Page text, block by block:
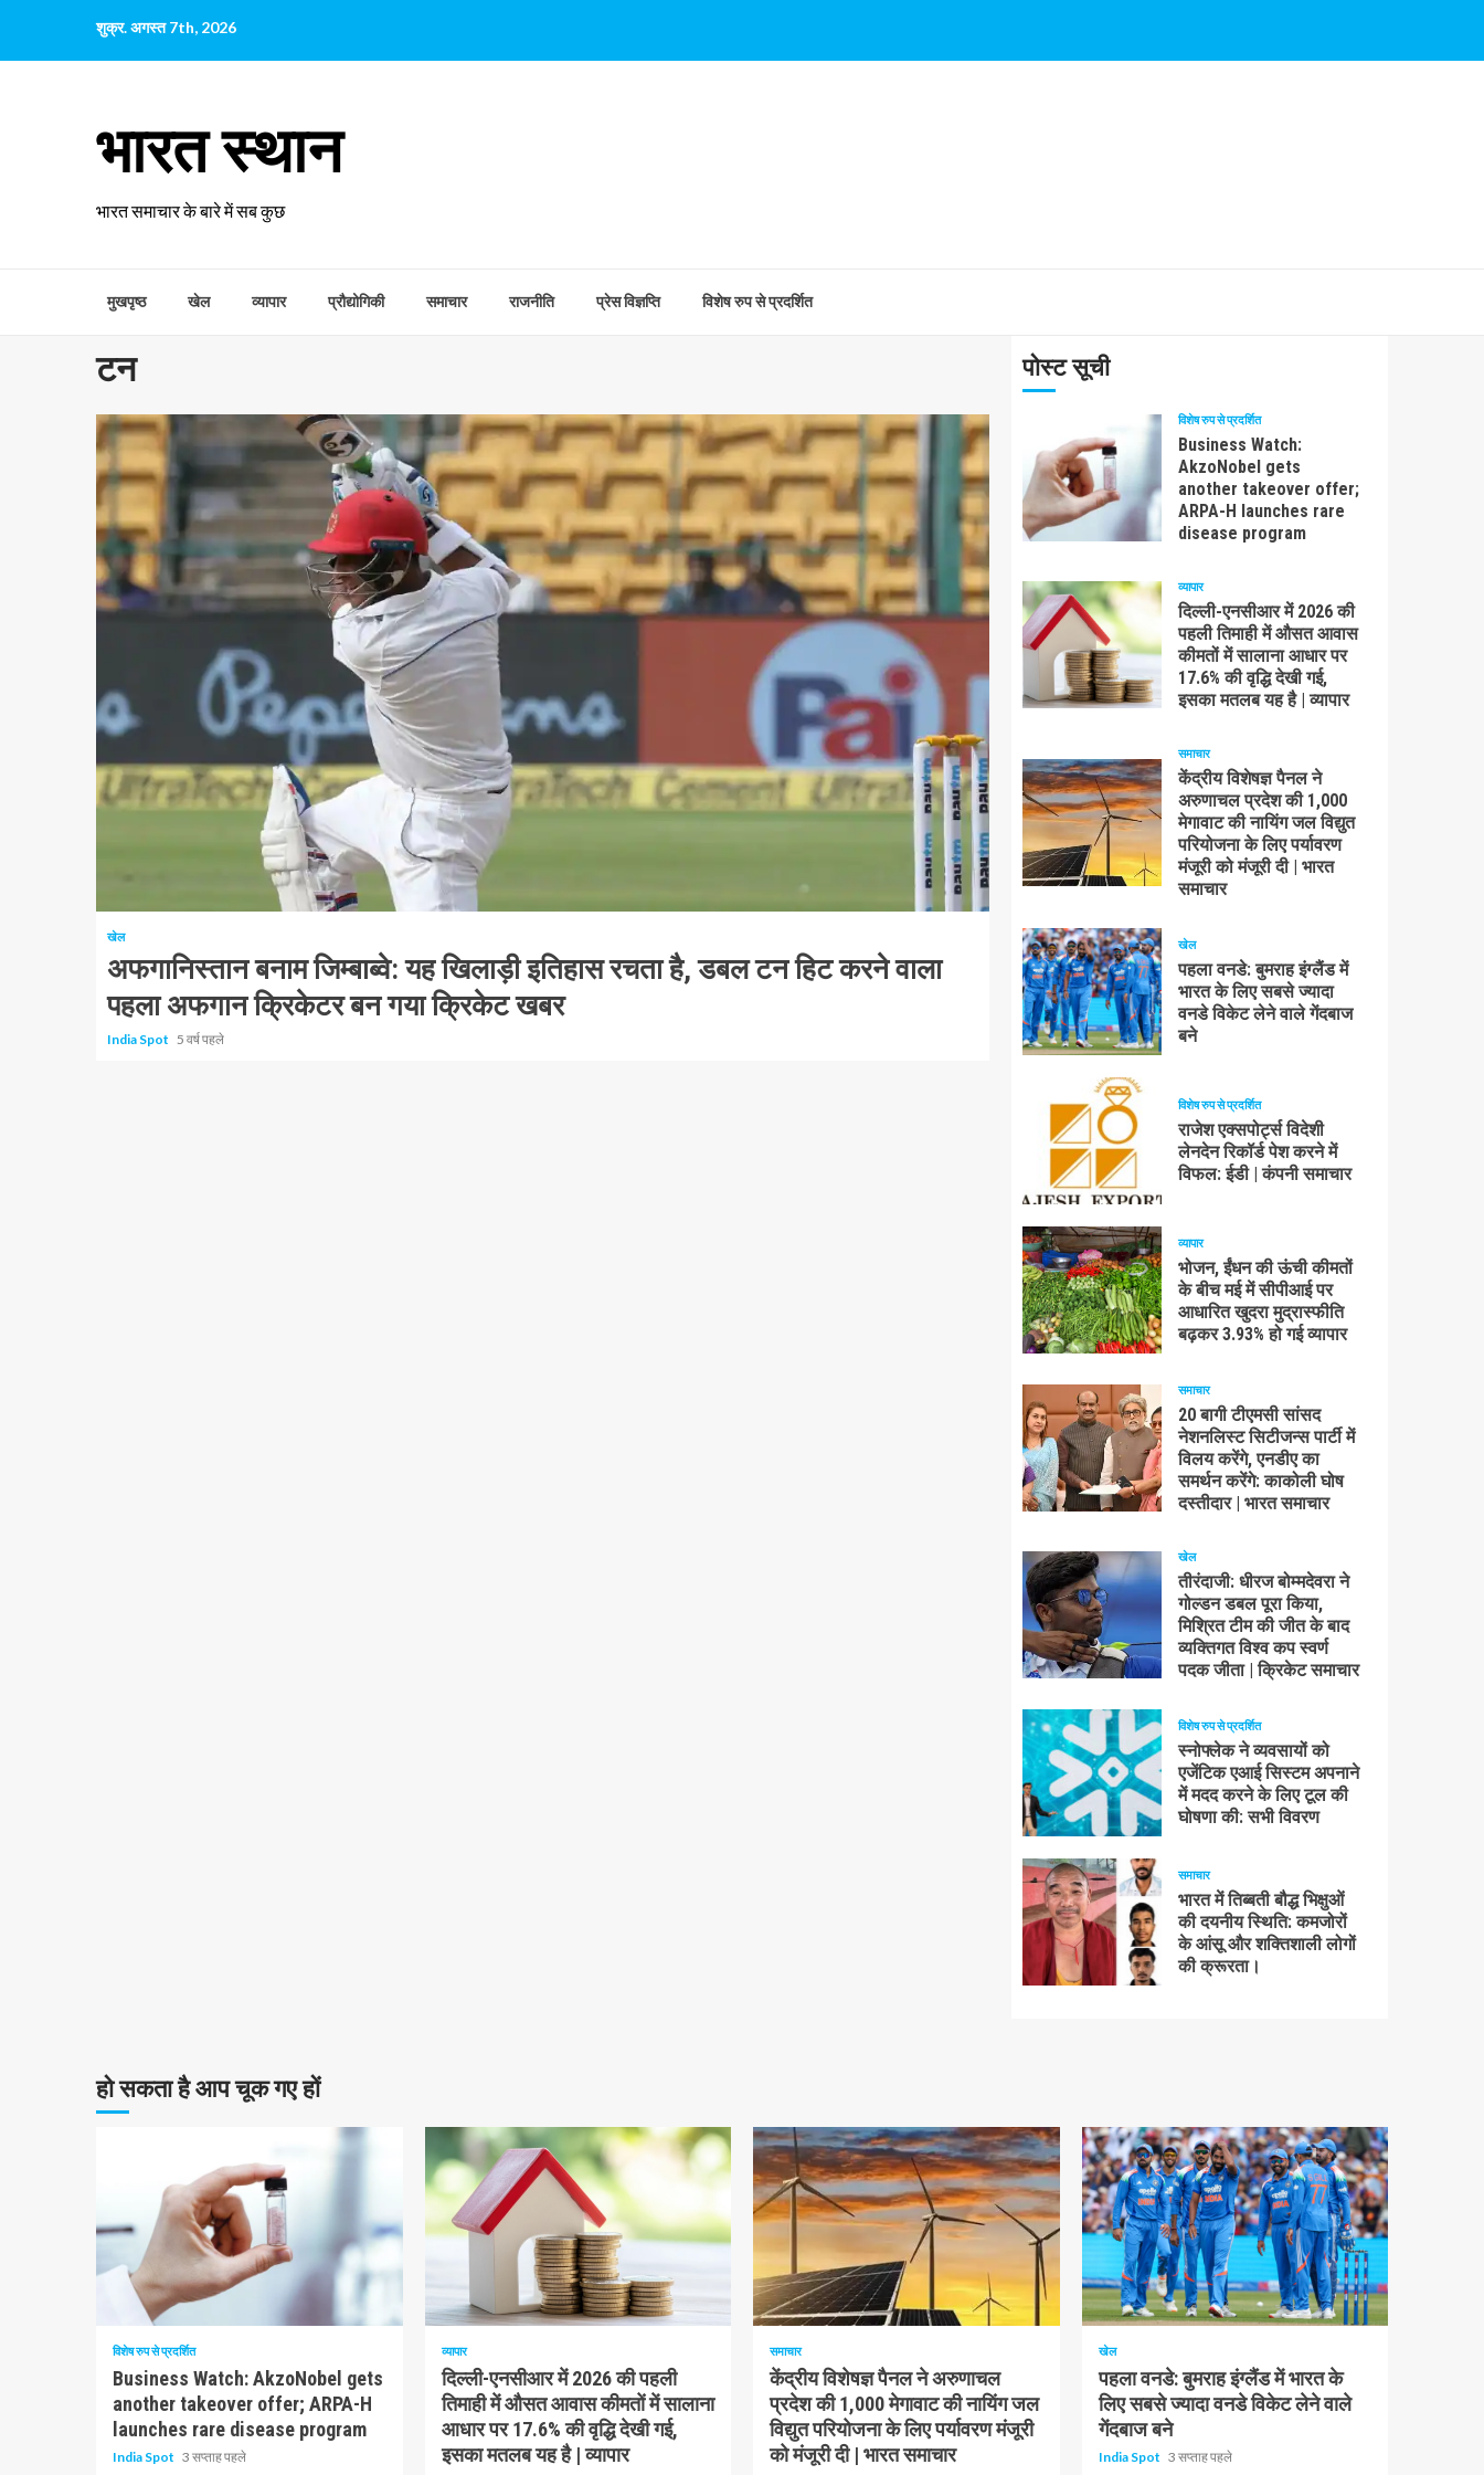
पर
शुक्र. अगस्त 7th, 2026
भारत स्थान
भारत समाचार के बारे में सब कुछ
मुखपृष्ठ खेल व्यापार प्रौद्योगिकी समाचार राजनीति प्रेस विज्ञप्ति विशेष रुप से प्रदर्शित
टन
खेल
अफगानिस्तान बनाम जिम्बाब्वे: यह खिलाड़ी इतिहास रचता है, डबल टन हिट करने वाला
पहला अफगान क्रिकेटर बन गया क्रिकेट खबर
India Spot 5 वर्ष पहले
पोस्ट सूची
विशेष रुप से प्रदर्शित
Business Watch:
AkzoNobel gets
another takeover offer;
ARPA-H launches rare
disease program
व्यापार
दिल्ली-एनसीआर में 2026 की
पहली तिमाही में औसत आवास
कीमतों में सालाना आधार पर
17.6% की वृद्धि देखी गई,
इसका मतलब यह है | व्यापार
समाचार
केंद्रीय विशेषज्ञ पैनल ने
अरुणाचल प्रदेश की 1,000
मेगावाट की नायिंग जल विद्युत
परियोजना के लिए पर्यावरण
मंजूरी को मंजूरी दी | भारत
समाचार
खेल
पहला वनडे: बुमराह इंग्लैंड में
भारत के लिए सबसे ज्यादा
वनडे विकेट लेने वाले गेंदबाज
बने
विशेष रुप से प्रदर्शित
राजेश एक्सपोर्ट्स विदेशी
लेनदेन रिकॉर्ड पेश करने में
विफल: ईडी | कंपनी समाचार
व्यापार
भोजन, ईंधन की ऊंची कीमतों
के बीच मई में सीपीआई पर
आधारित खुदरा मुद्रास्फीति
बढ़कर 3.93% हो गई व्यापार
समाचार
20 बागी टीएमसी सांसद
नेशनलिस्ट सिटीजन्स पार्टी में
विलय करेंगे, एनडीए का
समर्थन करेंगे: काकोली घोष
दस्तीदार | भारत समाचार
खेल
तीरंदाजी: धीरज बोम्मदेवरा ने
गोल्डन डबल पूरा किया,
मिश्रित टीम की जीत के बाद
व्यक्तिगत विश्व कप स्वर्ण
पदक जीता | क्रिकेट समाचार
विशेष रुप से प्रदर्शित
स्नोफ्लेक ने व्यवसायों को
एजेंटिक एआई सिस्टम अपनाने
में मदद करने के लिए टूल की
घोषणा की: सभी विवरण
समाचार
भारत में तिब्बती बौद्ध भिक्षुओं
की दयनीय स्थिति: कमजोरों
के आंसू और शक्तिशाली लोगों
की क्रूरता।
हो सकता है आप चूक गए हों
10 न्यूनतम पढ़ा
विशेष रुप से प्रदर्शित
Business Watch: AkzoNobel gets
another takeover offer; ARPA-H
launches rare disease program
India Spot 3 सप्ताह पहले
व्यापार
दिल्ली-एनसीआर में 2026 की पहली
तिमाही में औसत आवास कीमतों में सालाना
आधार पर 17.6% की वृद्धि देखी गई,
इसका मतलब यह है | व्यापार
1 न्यूनतम पढ़ा
समाचार
केंद्रीय विशेषज्ञ पैनल ने अरुणाचल
प्रदेश की 1,000 मेगावाट की नायिंग जल
विद्युत परियोजना के लिए पर्यावरण मंजूरी
को मंजूरी दी | भारत समाचार
1 न्यूनतम पढ़ा
खेल
पहला वनडे: बुमराह इंग्लैंड में भारत के
लिए सबसे ज्यादा वनडे विकेट लेने वाले
गेंदबाज बने
India Spot 3 सप्ताह पहले